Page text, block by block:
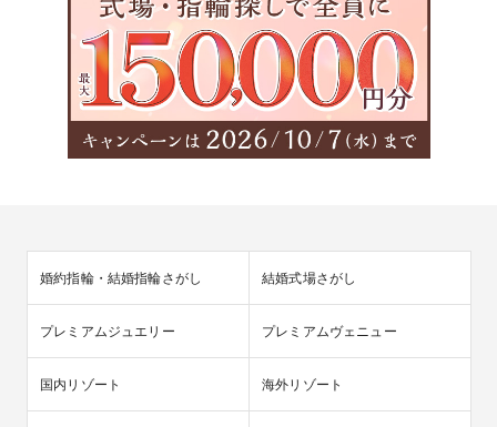
婚約指輪・結婚指輪さがし 結婚式場さがし
プレミアムジュエリー プレミアムヴェニュー
国内リゾート 海外リゾート